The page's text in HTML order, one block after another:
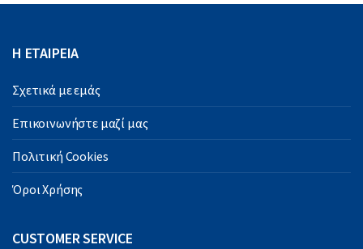
Η ΕΤΑΙΡΕΙΑ
Σχετικά με εμάς
Επικοινωνήστε μαζί μας
Πολιτική Cookies
Όροι Χρήσης
CUSTOMER SERVICE